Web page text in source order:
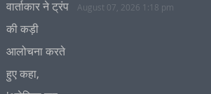
August 07, 2026 1:18 pm